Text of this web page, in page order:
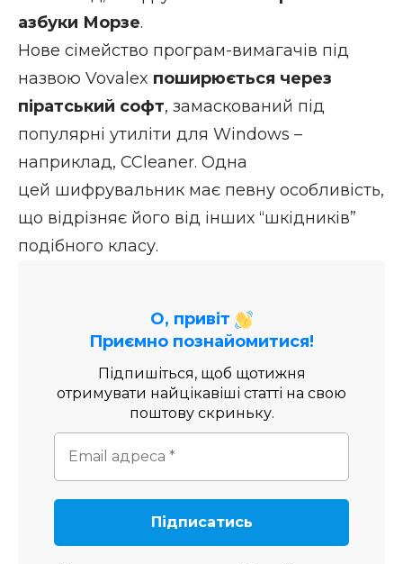
азбуки Морзе.
Нове сімейство програм-вимагачів під
назвою Vovalex поширюється через
піратський софт, замаскований під
популярні утиліти для Windows –
наприклад, CCleaner. Одна
цей шифрувальник має певну особливість,
що відрізняє його від інших “шкідників”
подібного класу.
О, привіт
Приємно познайомитися!
Підпишіться, щоб щотижня
отримувати найцікавіші статті на свою
поштову скриньку.